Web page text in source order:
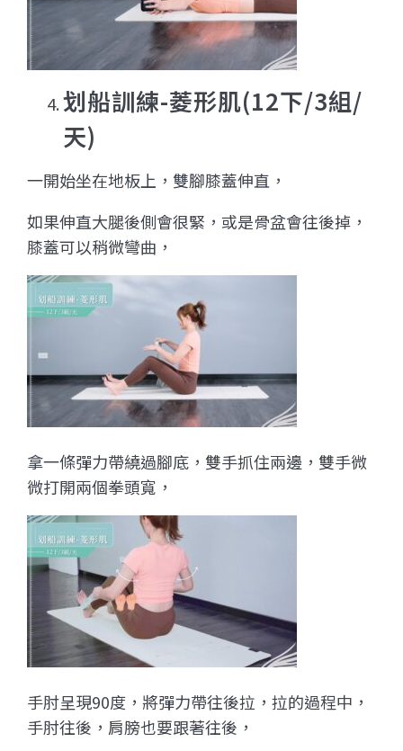
划船訓練-菱形肌(12下/3組/
天)
一開始坐在地板上，雙腳膝蓋伸直，
如果伸直大腿後側會很緊，或是骨盆會往後掉，
膝蓋可以稍微彎曲，
拿一條彈力帶繞過腳底，雙手抓住兩邊，雙手微
微打開兩個拳頭寬，
手肘呈現90度，將彈力帶往後拉，拉的過程中，
手肘往後，肩膀也要跟著往後，